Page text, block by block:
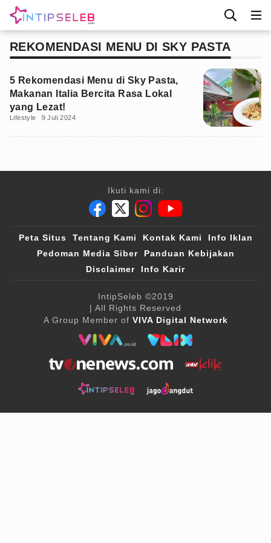
REKOMENDASI MENU DI SKY PASTA
5 Rekomendasi Menu di Sky Pasta,
Makanan Italia Bercita Rasa Lokal
yang Lezat!
Lifestyle 9 Juli 2024
Ikuti kami di:
Peta Situs Tentang Kami Kontak Kami
Info Iklan
Pedoman Media Siber
Panduan Kebijakan
Disclaimer
Info Karir
IntipSeleb ©2019
| All Rights Reserved
A Group Member of VIVA Digital Network